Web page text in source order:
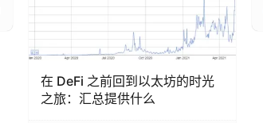
在 DeFi 之前回到以太坊的时光
之旅：汇总提供什么